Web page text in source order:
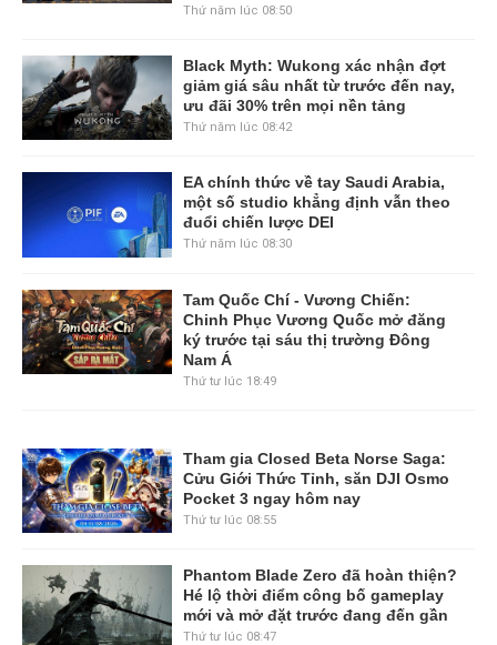
Thứ năm lúc 08:50
Black Myth: Wukong xác nhận đợt
giảm giá sâu nhất từ trước đến nay,
ưu đãi 30% trên mọi nền tảng
Thứ năm lúc 08:42
EA chính thức về tay Saudi Arabia,
một số studio khẳng định vẫn theo
đuổi chiến lược DEI
Thứ năm lúc 08:30
Tam Quốc Chí - Vương Chiến:
Chinh Phục Vương Quốc mở đăng
ký trước tại sáu thị trường Đông
Nam Á
Thứ tư lúc 18:49
Tham gia Closed Beta Norse Saga:
Cửu Giới Thức Tỉnh, săn DJI Osmo
Pocket 3 ngay hôm nay
Thứ tư lúc 08:55
Phantom Blade Zero đã hoàn thiện?
Hé lộ thời điểm công bố gameplay
mới và mở đặt trước đang đến gần
Thứ tư lúc 08:47